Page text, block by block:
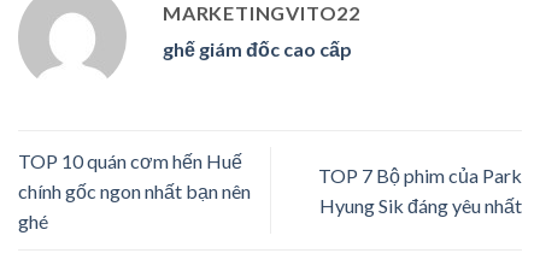
MARKETINGVITO22
ghế giám đốc cao cấp
TOP 10 quán cơm hến Huế
chính gốc ngon nhất bạn nên
ghé
TOP 7 Bộ phim của Park
Hyung Sik đáng yêu nhất